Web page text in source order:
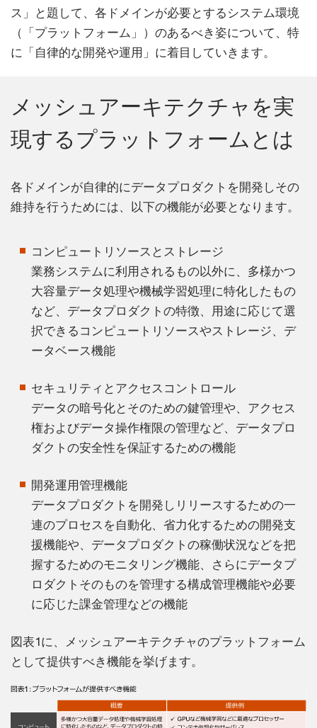
ス」と題して、各ドメインが必要とするシステム環境
（「プラットフォーム」）のあるべき姿について、特
に「自律的な開発や運用」に着目していきます。
メッシュアーキテクチャを実
現するプラットフォームとは
各ドメインが自律的にデータプロダクトを開発しその
維持を行うためには、以下の機能が必要となります。
コンピュートリソースとストレージ
業務システムに利用されるもの以外に、多様かつ
大容量データ処理や機械学習処理に特化したもの
など、データプロダクトの特徴、用途に応じて選
択できるコンピュートリソースやストレージ、デ
ータベース機能
セキュリティとアクセスコントロール
データの暗号化とそのための鍵管理や、アクセス
権およびデータ操作権限の管理など、データプロ
ダクトの安全性を保証するための機能
開発運用管理機能
データプロダクトを開発しリリースするための一
連のプロセスを自動化、省力化するための開発支
援機能や、データプロダクトの稼働状況などを把
握するためのモニタリング機能、さらにデータプ
ロダクトそのものを管理する構成管理機能や必要
に応じた課金管理などの機能
図表1に、メッシュアーキテクチャのプラットフォーム
として提供すべき機能を挙げます。